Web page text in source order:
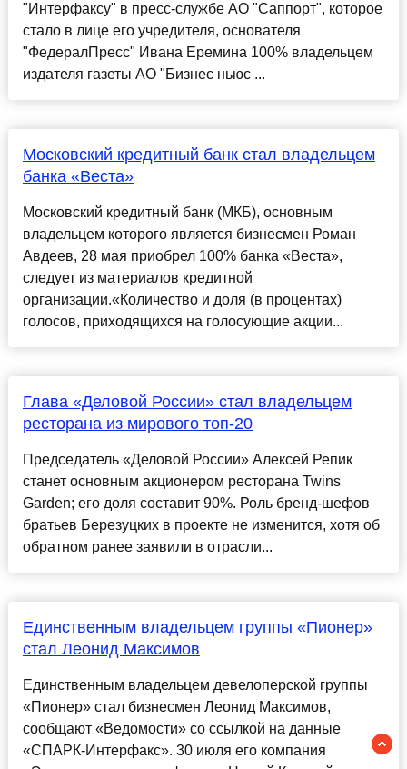
"Интерфаксу" в пресс-службе АО "Саппорт", которое
стало в лице его учредителя, основателя
"ФедералПресс" Ивана Еремина 100% владельцем
издателя газеты АО "Бизнес ньюс ...
Московский кредитный банк​ стал владельцем
банка «Веста»
Московский кредитный банк (МКБ), основным
владельцем которого является бизнесмен Роман
Авдеев, 28 мая приобрел 100% банка «Веста»,
следует из материалов кредитной
организации.«Количество и доля (в процентах)
голосов, приходящихся на голосующие акции...
Глава «Деловой России» стал владельцем
ресторана из мирового топ-20
Председатель «Деловой России» Алексей Репик
станет основным акционером ресторана Twins
Garden; его доля составит 90%. Роль бренд-шефов
братьев Березуцких в проекте не изменится, хотя об
обратном ранее заявили в отрасли...
Единственным владельцем группы «Пионер»
стал Леонид Максимов
Единственным владельцем девелоперской группы
«Пионер» стал бизнесмен Леонид Максимов,
сообщают «Ведомости» со ссылкой на данные
«СПАРК-Интерфакс». 30 июля его компания